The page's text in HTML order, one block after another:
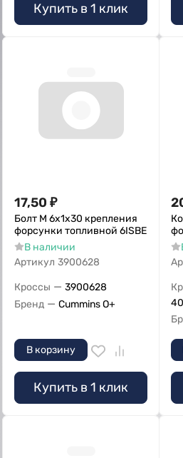
Купить в 1 клик
17,50 ₽
Болт M 6х1х30 крепления
форсунки топливной 6ISBE
В наличии
Артикул 3900628
Кроссы — 3900628
Бренд — Cummins O+
В корзину
Купить в 1 клик